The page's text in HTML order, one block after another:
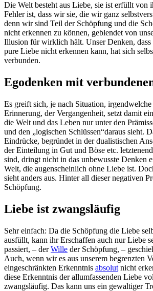
Die Welt besteht aus Liebe, sie ist erfüllt von
Fehler ist, dass wir sie, die wir ganz
denn wir sind Teil der Schöpfung und die
nicht erkennen zu können, geblendet von
Illusion für wirklich hält. Unser Denken,
pure Liebe nicht erkennen kann, hat sich
verbunden.
Egodenken mit
Es greift sich, je nach Situation,
Erinnerung, der Vergangenheit, setzt damit
die Welt und das Leben nur unter den
und den „logischen Schlüssen“daraus sieht.
Eindrücke, begründet in der dualistischen
der Einteilung in Gut und Böse etc.
sind, dringt nicht in das unbewusste Denken
Welt, die augenscheinlich ohne Liebe ist.
sieht anders aus. Hinter all dieser negativen
Schöpfung.
Liebe ist zwangsläufig
Sehr einfach: Da die Schöpfung die Liebe
ausfüllt, kann ihr Erschaffen auch nur Liebe
passiert, – derWille der Schöpfung, –
Auch, wenn wir es aus unserem begrenzten
eingeschränkten Erkenntnis absolut nicht
diese Erkenntnis der allumfassenden Liebe
zwangsläufig. Das kann uns ein gewaltiger